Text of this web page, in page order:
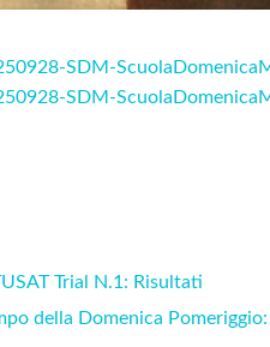
SDM-
SDM-
Trial N.1: Risultati
della Domenica